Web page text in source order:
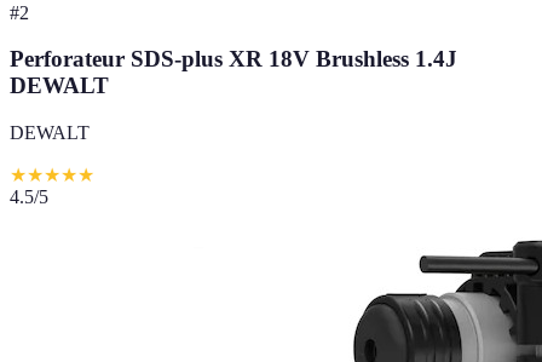
#2
Perforateur SDS-plus XR 18V Brushless 1.4J
DEWALT
DEWALT
★★★★★
4.5/5